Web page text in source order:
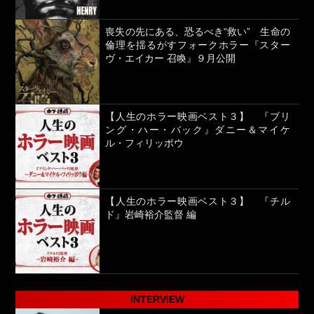
喪失の先にある、恐るべき“救い” 生命の
倫理を揺るがすフォークホラー『スター
ヴ・エイカー 召喚』９月公開
【人生のホラー映画ベスト３】 『ブリ
ング・ハー・バック』ダニー＆マイケ
ル・フィリッポウ
【人生のホラー映画ベスト３】 『チル
ド』岩崎裕介監督 編
INTERVIEW